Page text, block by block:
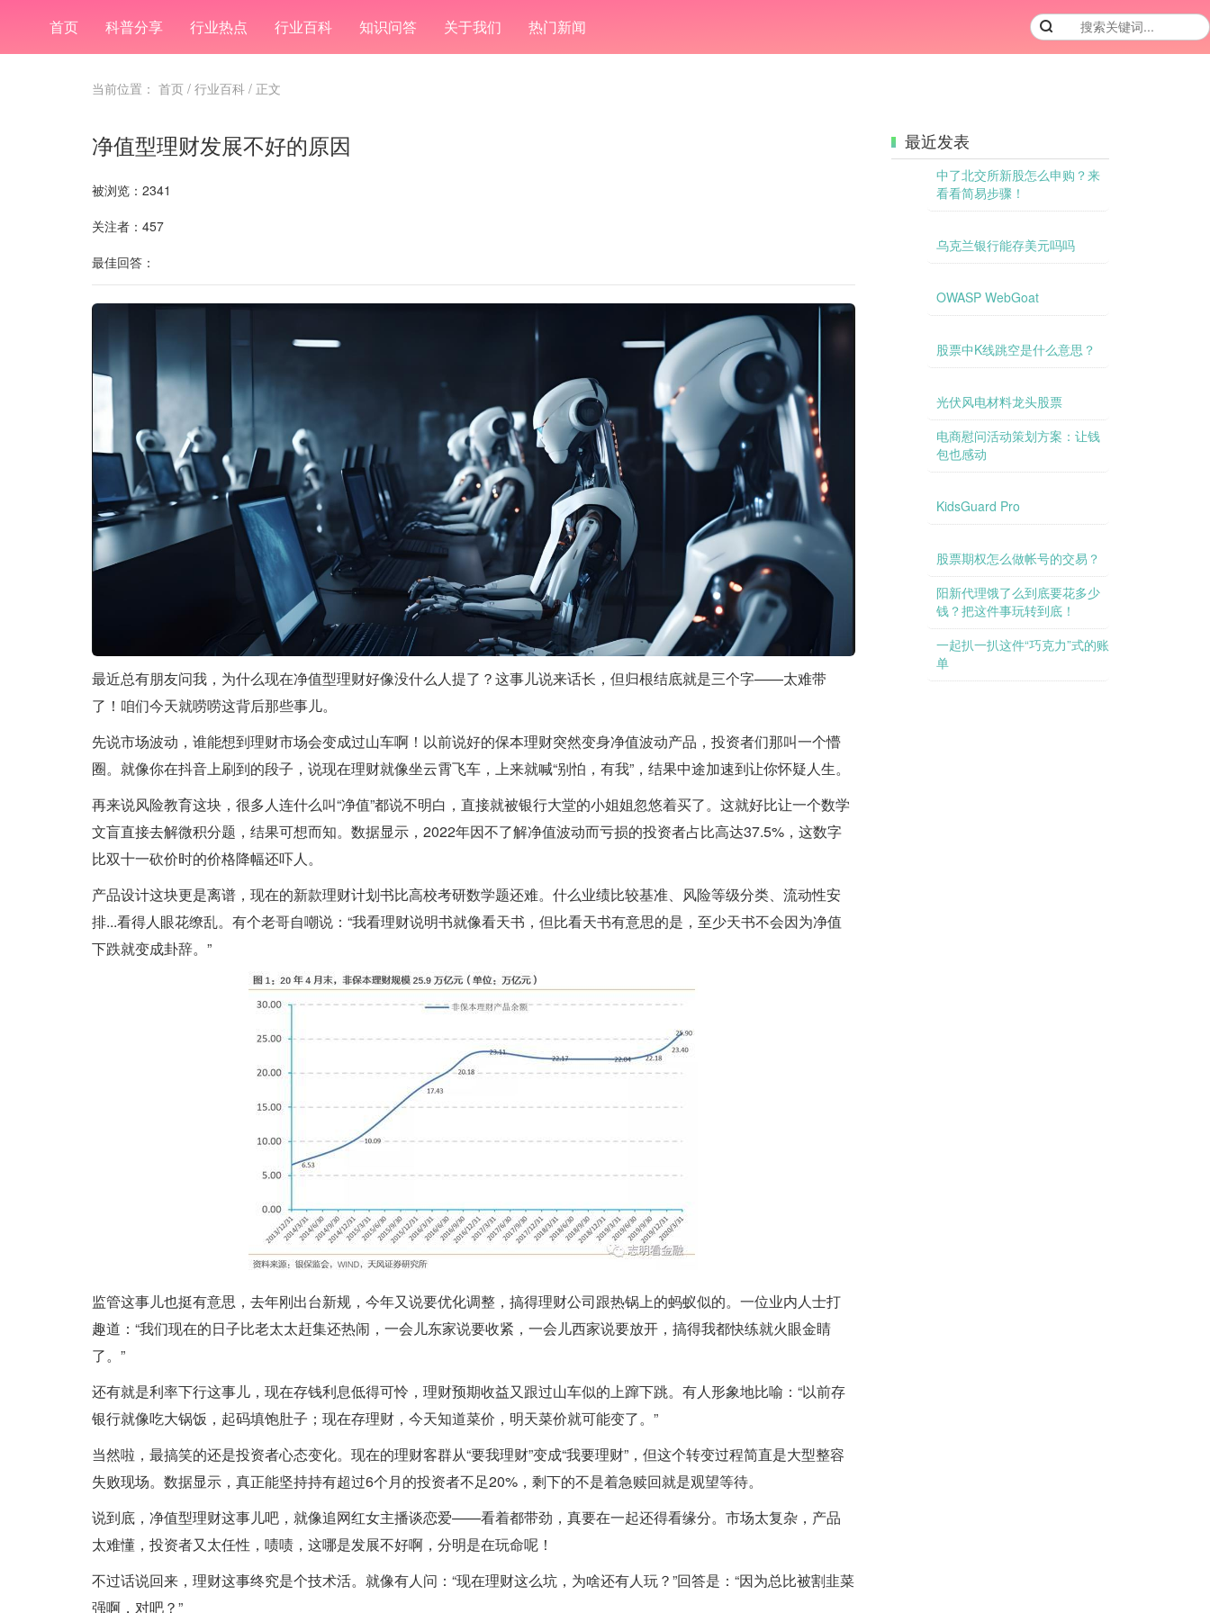
首页 科普分享 行业热点 行业百科 知识问答 关于我们 热门新闻
当前位置： 首页 / 行业百科 / 正文
净值型理财发展不好的原因
被浏览：2341
关注者：457
最佳回答：
最近总有朋友问我，为什么现在净值型理财好像没什么人提了？这事儿说来话长，但归根结底就是三个字——太难带
了！咱们今天就唠唠这背后那些事儿。
先说市场波动，谁能想到理财市场会变成过山车啊！以前说好的保本理财突然变身净值波动产品，投资者们那叫一个懵
圈。就像你在抖音上刷到的段子，说现在理财就像坐云霄飞车，上来就喊“别怕，有我”，结果中途加速到让你怀疑人生。
再来说风险教育这块，很多人连什么叫“净值”都说不明白，直接就被银行大堂的小姐姐忽悠着买了。这就好比让一个数学
文盲直接去解微积分题，结果可想而知。数据显示，2022年因不了解净值波动而亏损的投资者占比高达37.5%，这数字
比双十一砍价时的价格降幅还吓人。
产品设计这块更是离谱，现在的新款理财计划书比高校考研数学题还难。什么业绩比较基准、风险等级分类、流动性安
排...看得人眼花缭乱。有个老哥自嘲说：“我看理财说明书就像看天书，但比看天书有意思的是，至少天书不会因为净值
下跌就变成卦辞。”
监管这事儿也挺有意思，去年刚出台新规，今年又说要优化调整，搞得理财公司跟热锅上的蚂蚁似的。一位业内人士打
趣道：“我们现在的日子比老太太赶集还热闹，一会儿东家说要收紧，一会儿西家说要放开，搞得我都快练就火眼金睛
了。”
还有就是利率下行这事儿，现在存钱利息低得可怜，理财预期收益又跟过山车似的上蹿下跳。有人形象地比喻：“以前存
银行就像吃大锅饭，起码填饱肚子；现在存理财，今天知道菜价，明天菜价就可能变了。”
当然啦，最搞笑的还是投资者心态变化。现在的理财客群从“要我理财”变成“我要理财”，但这个转变过程简直是大型整容
失败现场。数据显示，真正能坚持持有超过6个月的投资者不足20%，剩下的不是着急赎回就是观望等待。
说到底，净值型理财这事儿吧，就像追网红女主播谈恋爱——看着都带劲，真要在一起还得看缘分。市场太复杂，产品
太难懂，投资者又太任性，啧啧，这哪是发展不好啊，分明是在玩命呢！
不过话说回来，理财这事终究是个技术活。就像有人问：“现在理财这么坑，为啥还有人玩？”回答是：“因为总比被割韭菜
强啊，对吧？”
最近发表
中了北交所新股怎么申购？来
看看简易步骤！
乌克兰银行能存美元吗吗
OWASP WebGoat
股票中K线跳空是什么意思？
光伏风电材料龙头股票
电商慰问活动策划方案：让钱
包也感动
KidsGuard Pro
股票期权怎么做帐号的交易？
阳新代理饿了么到底要花多少
钱？把这件事玩转到底！
信托利益到底是多高？让我们
一起扒一扒这件“巧克力”式的账
单